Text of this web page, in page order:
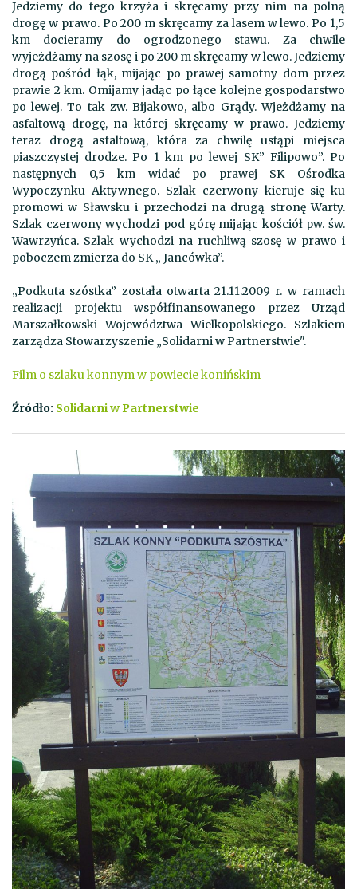
Jedziemy do tego krzyża i skręcamy przy nim na polną
drogę w prawo. Po 200 m skręcamy za lasem w lewo. Po 1,5
km docieramy do ogrodzonego stawu. Za chwile
wyjeżdżamy na szosę i po 200 m skręcamy w lewo. Jedziemy
drogą pośród łąk, mijając po prawej samotny dom przez
prawie 2 km. Omijamy jadąc po łące kolejne gospodarstwo
po lewej. To tak zw. Bijakowo, albo Grądy. Wjeżdżamy na
asfaltową drogę, na której skręcamy w prawo. Jedziemy
teraz drogą asfaltową, która za chwilę ustąpi miejsca
piaszczystej drodze. Po 1 km po lewej SK” Filipowo”. Po
następnych 0,5 km widać po prawej SK Ośrodka
Wypoczynku Aktywnego. Szlak czerwony kieruje się ku
promowi w Sławsku i przechodzi na drugą stronę Warty.
Szlak czerwony wychodzi pod górę mijając kościół pw. św.
Wawrzyńca. Szlak wychodzi na ruchliwą szosę w prawo i
poboczem zmierza do SK „ Jancówka”.
„Podkuta szóstka” została otwarta 21.11.2009 r. w ramach
realizacji projektu współfinansowanego przez Urząd
Marszałkowski Województwa Wielkopolskiego. Szlakiem
zarządza Stowarzyszenie „Solidarni w Partnerstwie".
Film o szlaku konnym w powiecie konińskim
Źródło: Solidarni w Partnerstwie